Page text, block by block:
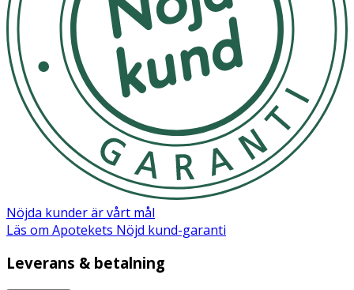
Nöjda kunder är vårt mål
Läs om Apotekets Nöjd kund-garanti
Leverans & betalning